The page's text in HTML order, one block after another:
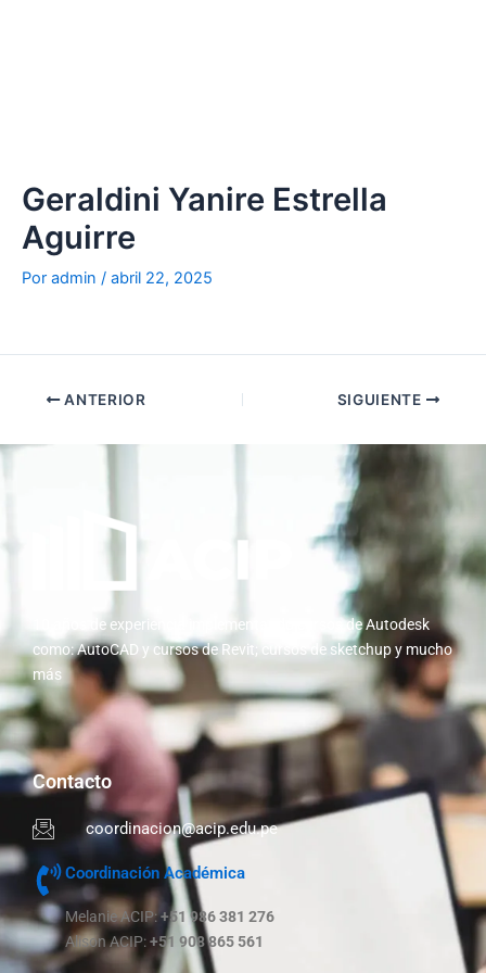
Geraldini Yanire Estrella
Aguirre
Por admin / abril 22, 2025
ANTERIOR SIGUIENTE
10 años de experiencia implementando cursos de Autodesk
como: AutoCAD y cursos de Revit; cursos de sketchup y mucho
más
Contacto
coordinacion@acip.edu.pe
Coordinación Académica
Melanie ACIP:+51 986 381 276
Alison ACIP:+51 908 865 561